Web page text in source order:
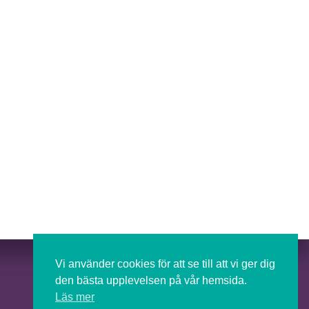
Om Futurion
Futurion in English
Vi använder cookies för att se till att vi ger dig
den bästa upplevelsen på vår hemsida.
Läs mer